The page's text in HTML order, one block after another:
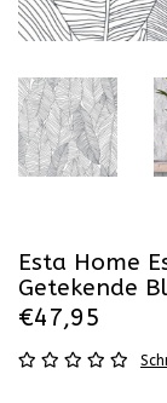
Esta Home
Getekende
€47,95